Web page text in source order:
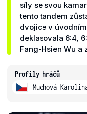
síly se svou
tento tandem
dvojice v
deklasovala 6:4,
Fang-Hsien Wu a
Profily hráčů
Muchová